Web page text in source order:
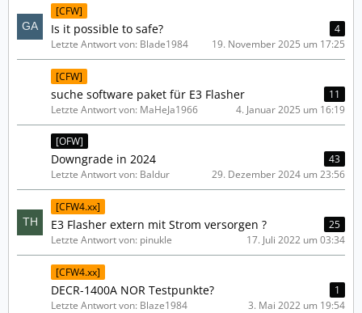
[CFW]
Is it possible to safe?
4
Letzte Antwort von: Blade1984
19. November 2025 um 17:25
[CFW]
suche software paket für E3 Flasher
11
Letzte Antwort von: MaHeJa1966
4. Januar 2025 um 16:19
[OFW]
Downgrade in 2024
43
Letzte Antwort von: Baldur
29. Dezember 2024 um 23:56
[CFW4.xx]
E3 Flasher extern mit Strom versorgen ?
25
Letzte Antwort von: pinukle
17. Juli 2022 um 03:34
[CFW4.xx]
DECR-1400A NOR Testpunkte?
1
Letzte Antwort von: Blaze1984
3. Mai 2022 um 19:54